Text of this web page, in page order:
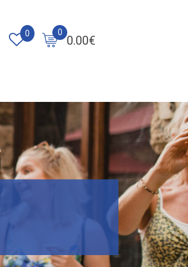
0.00€
0
0